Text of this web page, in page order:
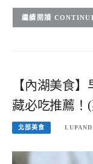
【內湖美食
藏必吃推薦！
北部美食